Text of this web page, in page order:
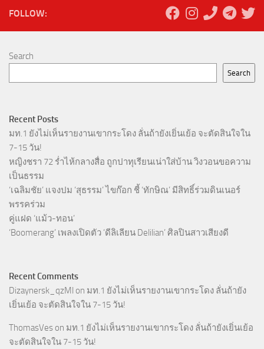
FOLLOW:
Search
Search
Recent Posts
มท.1 ยังไม่เห็นรายงานเขากระโดง ลั่นถ้ายังเยิ่นเย้อ จะตัดสินใจใน
7-15 วัน!
หญิงชรา 72 ร่ำไห้กลางสื่อ ถูกปาทุเรียนเน่าใส่บ้าน วิงวอนขอความ
เป็นธรรม
‘เฉลิมชัย’ แจงปม ‘สุธรรม’ ไขก๊อก ชี้ ‘ทักษิณ’ มีสิทธิ์ร่วมดินเนอร์
พรรคร่วม
คู่แฝด ‘แม้ว-ทอน’
‘Boomerang’ เพลงเปิดตัว ‘ดีลิเลียน Delilian’ ศิลปินสาวเสียงดี
Recent Comments
Dizaynersk_qzMl on มท.1 ยังไม่เห็นรายงานเขากระโดง ลั่นถ้ายัง
เยิ่นเย้อ จะตัดสินใจใน 7-15 วัน!
ThomasVes on มท.1 ยังไม่เห็นรายงานเขากระโดง ลั่นถ้ายังเยิ่นเย้อ
จะตัดสินใจใน 7-15 วัน!